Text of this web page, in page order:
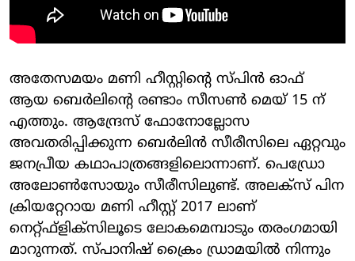
അതേസമയം മണി ഹീസ്റ്റിന്റെ സ്പിന്‍ ഓഫ്
ആയ ബെര്‍ലിന്റെ രണ്ടാം സീസണ്‍ മെയ് 15 ന്
എത്തും. ആന്ദ്രേസ് ഫോനോല്ലോസ
അവതരിപ്പിക്കുന്ന ബെര്‍ലിന്‍ സീരീസിലെ ഏറ്റവും
ജനപ്രീയ കഥാപാത്രങ്ങളിലൊന്നാണ്. പെഡ്രോ
അലോണ്‍സോയും സീരീസിലുണ്ട്. അലക്‌സ് പിന
ക്രിയറ്റേറായ മണി ഹീസ്റ്റ് 2017 ലാണ്
നെറ്റ്ഫ്‌ളിക്‌സിലൂടെ ലോകമെമ്പാടും തരംഗമായി
മാറുന്നത്. സ്പാനിഷ് ക്രൈം ഡ്രാമയില്‍ നിന്നും